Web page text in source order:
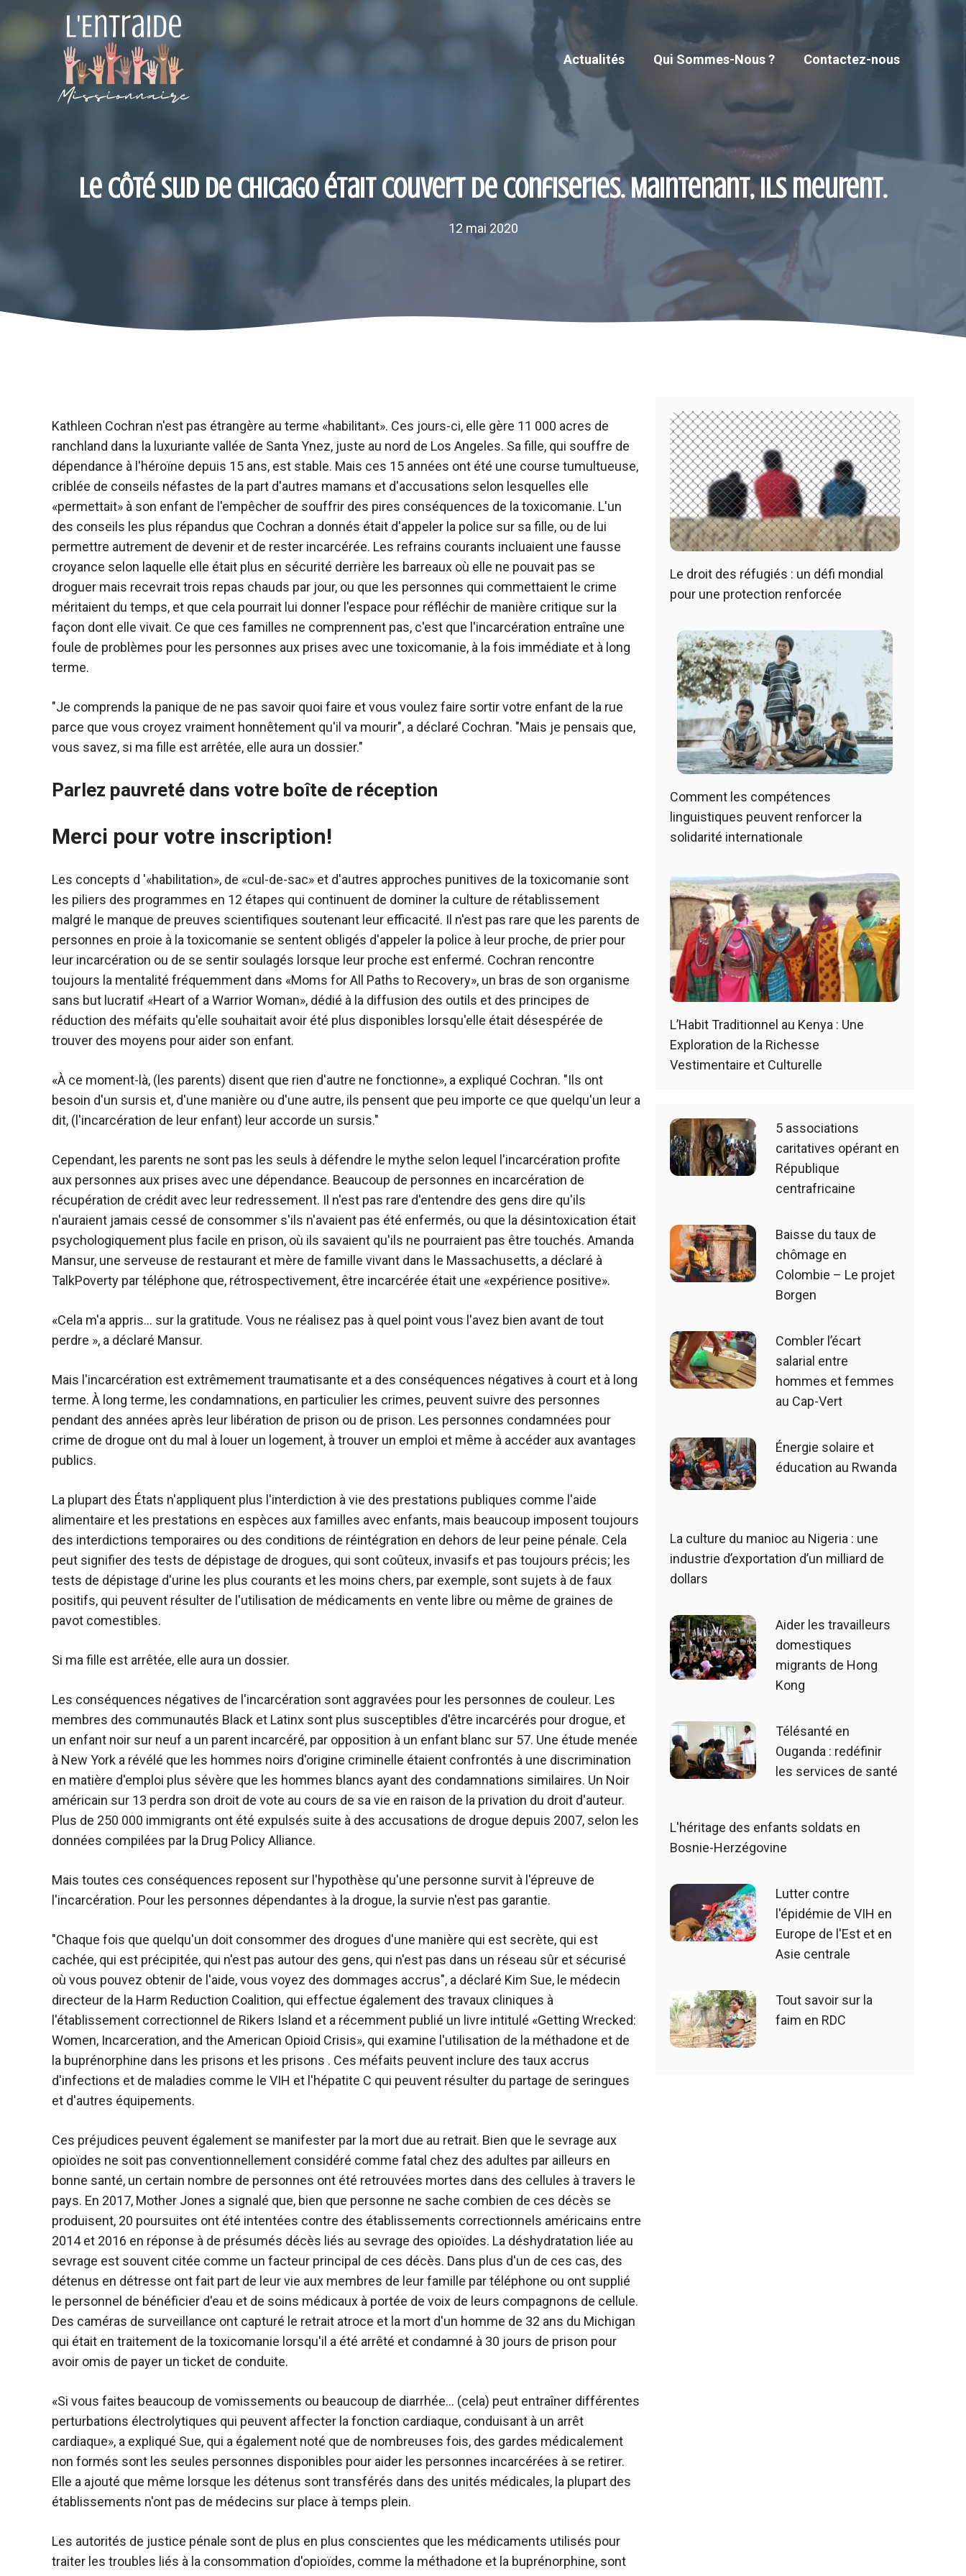
contenu
Actualités Qui Sommes-Nous ? Contactez-nous
Le côté sud de Chicago était couvert de confiseries. Maintenant, ils meurent.
12 mai 2020
Kathleen Cochran n'est pas étrangère au terme «habilitant». Ces jours-ci, elle gère 11 000 acres de
ranchland dans la luxuriante vallée de Santa Ynez, juste au nord de Los Angeles. Sa fille, qui souffre de
dépendance à l'héroïne depuis 15 ans, est stable. Mais ces 15 années ont été une course tumultueuse,
criblée de conseils néfastes de la part d'autres mamans et d'accusations selon lesquelles elle
«permettait» à son enfant de l'empêcher de souffrir des pires conséquences de la toxicomanie. L'un
des conseils les plus répandus que Cochran a donnés était d'appeler la police sur sa fille, ou de lui
permettre autrement de devenir et de rester incarcérée. Les refrains courants incluaient une fausse
croyance selon laquelle elle était plus en sécurité derrière les barreaux où elle ne pouvait pas se
droguer mais recevrait trois repas chauds par jour, ou que les personnes qui commettaient le crime
méritaient du temps, et que cela pourrait lui donner l'espace pour réfléchir de manière critique sur la
façon dont elle vivait. Ce que ces familles ne comprennent pas, c'est que l'incarcération entraîne une
foule de problèmes pour les personnes aux prises avec une toxicomanie, à la fois immédiate et à long
terme.
"Je comprends la panique de ne pas savoir quoi faire et vous voulez faire sortir votre enfant de la rue
parce que vous croyez vraiment honnêtement qu'il va mourir", a déclaré Cochran. "Mais je pensais que,
vous savez, si ma fille est arrêtée, elle aura un dossier."
Parlez pauvreté dans votre boîte de réception
Merci pour votre inscription!
Les concepts d '«habilitation», de «cul-de-sac» et d'autres approches punitives de la toxicomanie sont
les piliers des programmes en 12 étapes qui continuent de dominer la culture de rétablissement
malgré le manque de preuves scientifiques soutenant leur efficacité. Il n'est pas rare que les parents de
personnes en proie à la toxicomanie se sentent obligés d'appeler la police à leur proche, de prier pour
leur incarcération ou de se sentir soulagés lorsque leur proche est enfermé. Cochran rencontre
toujours la mentalité fréquemment dans «Moms for All Paths to Recovery», un bras de son organisme
sans but lucratif «Heart of a Warrior Woman», dédié à la diffusion des outils et des principes de
réduction des méfaits qu'elle souhaitait avoir été plus disponibles lorsqu'elle était désespérée de
trouver des moyens pour aider son enfant.
«À ce moment-là, (les parents) disent que rien d'autre ne fonctionne», a expliqué Cochran. "Ils ont
besoin d'un sursis et, d'une manière ou d'une autre, ils pensent que peu importe ce que quelqu'un leur a
dit, (l'incarcération de leur enfant) leur accorde un sursis."
Cependant, les parents ne sont pas les seuls à défendre le mythe selon lequel l'incarcération profite
aux personnes aux prises avec une dépendance. Beaucoup de personnes en incarcération de
récupération de crédit avec leur redressement. Il n'est pas rare d'entendre des gens dire qu'ils
n'auraient jamais cessé de consommer s'ils n'avaient pas été enfermés, ou que la désintoxication était
psychologiquement plus facile en prison, où ils savaient qu'ils ne pourraient pas être touchés. Amanda
Mansur, une serveuse de restaurant et mère de famille vivant dans le Massachusetts, a déclaré à
TalkPoverty par téléphone que, rétrospectivement, être incarcérée était une «expérience positive».
«Cela m'a appris… sur la gratitude. Vous ne réalisez pas à quel point vous l'avez bien avant de tout
perdre », a déclaré Mansur.
Mais l'incarcération est extrêmement traumatisante et a des conséquences négatives à court et à long
terme. À long terme, les condamnations, en particulier les crimes, peuvent suivre des personnes
pendant des années après leur libération de prison ou de prison. Les personnes condamnées pour
crime de drogue ont du mal à louer un logement, à trouver un emploi et même à accéder aux avantages
publics.
La plupart des États n'appliquent plus l'interdiction à vie des prestations publiques comme l'aide
alimentaire et les prestations en espèces aux familles avec enfants, mais beaucoup imposent toujours
des interdictions temporaires ou des conditions de réintégration en dehors de leur peine pénale. Cela
peut signifier des tests de dépistage de drogues, qui sont coûteux, invasifs et pas toujours précis; les
tests de dépistage d'urine les plus courants et les moins chers, par exemple, sont sujets à de faux
positifs, qui peuvent résulter de l'utilisation de médicaments en vente libre ou même de graines de
pavot comestibles.
Si ma fille est arrêtée, elle aura un dossier.
Les conséquences négatives de l'incarcération sont aggravées pour les personnes de couleur. Les
membres des communautés Black et Latinx sont plus susceptibles d'être incarcérés pour drogue, et
un enfant noir sur neuf a un parent incarcéré, par opposition à un enfant blanc sur 57. Une étude menée
à New York a révélé que les hommes noirs d'origine criminelle étaient confrontés à une discrimination
en matière d'emploi plus sévère que les hommes blancs ayant des condamnations similaires. Un Noir
américain sur 13 perdra son droit de vote au cours de sa vie en raison de la privation du droit d'auteur.
Plus de 250 000 immigrants ont été expulsés suite à des accusations de drogue depuis 2007, selon les
données compilées par la Drug Policy Alliance.
Mais toutes ces conséquences reposent sur l'hypothèse qu'une personne survit à l'épreuve de
l'incarcération. Pour les personnes dépendantes à la drogue, la survie n'est pas garantie.
"Chaque fois que quelqu'un doit consommer des drogues d'une manière qui est secrète, qui est
cachée, qui est précipitée, qui n'est pas autour des gens, qui n'est pas dans un réseau sûr et sécurisé
où vous pouvez obtenir de l'aide, vous voyez des dommages accrus", a déclaré Kim Sue, le médecin
directeur de la Harm Reduction Coalition, qui effectue également des travaux cliniques à
l'établissement correctionnel de Rikers Island et a récemment publié un livre intitulé «Getting Wrecked:
Women, Incarceration, and the American Opioid Crisis», qui examine l'utilisation de la méthadone et de
la buprénorphine dans les prisons et les prisons . Ces méfaits peuvent inclure des taux accrus
d'infections et de maladies comme le VIH et l'hépatite C qui peuvent résulter du partage de seringues
et d'autres équipements.
Ces préjudices peuvent également se manifester par la mort due au retrait. Bien que le sevrage aux
opioïdes ne soit pas conventionnellement considéré comme fatal chez des adultes par ailleurs en
bonne santé, un certain nombre de personnes ont été retrouvées mortes dans des cellules à travers le
pays. En 2017, Mother Jones a signalé que, bien que personne ne sache combien de ces décès se
produisent, 20 poursuites ont été intentées contre des établissements correctionnels américains entre
2014 et 2016 en réponse à de présumés décès liés au sevrage des opioïdes. La déshydratation liée au
sevrage est souvent citée comme un facteur principal de ces décès. Dans plus d'un de ces cas, des
détenus en détresse ont fait part de leur vie aux membres de leur famille par téléphone ou ont supplié
le personnel de bénéficier d'eau et de soins médicaux à portée de voix de leurs compagnons de cellule.
Des caméras de surveillance ont capturé le retrait atroce et la mort d'un homme de 32 ans du Michigan
qui était en traitement de la toxicomanie lorsqu'il a été arrêté et condamné à 30 jours de prison pour
avoir omis de payer un ticket de conduite.
«Si vous faites beaucoup de vomissements ou beaucoup de diarrhée… (cela) peut entraîner différentes
perturbations électrolytiques qui peuvent affecter la fonction cardiaque, conduisant à un arrêt
cardiaque», a expliqué Sue, qui a également noté que de nombreuses fois, des gardes médicalement
non formés sont les seules personnes disponibles pour aider les personnes incarcérées à se retirer.
Elle a ajouté que même lorsque les détenus sont transférés dans des unités médicales, la plupart des
établissements n'ont pas de médecins sur place à temps plein.
Les autorités de justice pénale sont de plus en plus conscientes que les médicaments utilisés pour
traiter les troubles liés à la consommation d'opioïdes, comme la méthadone et la buprénorphine, sont
Le droit des réfugiés : un défi mondial
pour une protection renforcée
Comment les compétences
linguistiques peuvent renforcer la
solidarité internationale
L’Habit Traditionnel au Kenya : Une
Exploration de la Richesse
Vestimentaire et Culturelle
5 associations
caritatives opérant en
République
centrafricaine
Baisse du taux de
chômage en
Colombie – Le projet
Borgen
Combler l’écart
salarial entre
hommes et femmes
au Cap-Vert
Énergie solaire et
éducation au Rwanda
La culture du manioc au Nigeria : une
industrie d’exportation d’un milliard de
dollars
Aider les travailleurs
domestiques
migrants de Hong
Kong
Télésanté en
Ouganda : redéfinir
les services de santé
L'héritage des enfants soldats en
Bosnie-Herzégovine
Lutter contre
l'épidémie de VIH en
Europe de l'Est et en
Asie centrale
Tout savoir sur la
faim en RDC